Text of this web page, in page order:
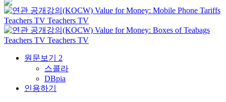
Value for Money: Mobile Phone Tariffs
Teachers TV Teachers TV
Value for Money: Boxes of Teabags
Teachers TV Teachers TV
원문보기 2
스콜라
DBpia
인용하기